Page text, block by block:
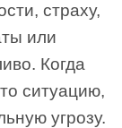
страху,
или
Когда
ситуацию,
угрозу.